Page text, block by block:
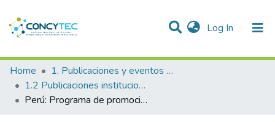
Log In (current)
Communities & Collections
Research Outputs
Home
1. Publicaciones y eventos institucionales
1.2 Publicaciones institucionales
Perú: Programa de promoción y evaluación de la calidad de los estudios de postgrado en cienci y tecnología